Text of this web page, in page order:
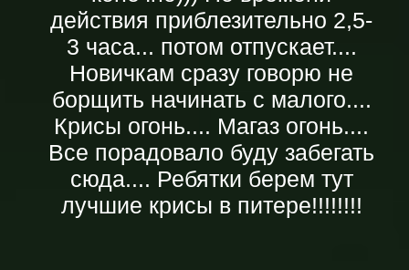
действия приблезительно 2,5-
3 часа... потом отпускает....
Новичкам сразу говорю не
борщить начинать с малого....
Крисы огонь.... Магаз огонь....
Все порадовало буду забегать
сюда.... Ребятки берем тут
лучшие крисы в питере!!!!!!!!